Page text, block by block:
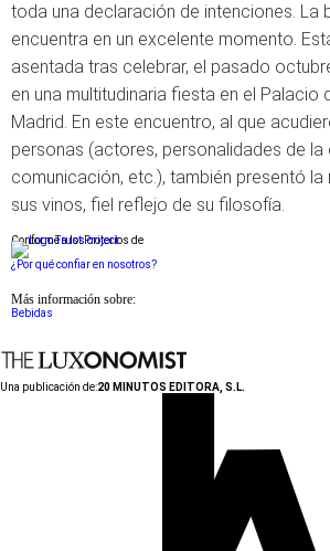
toda una declaración de intenciones. La
encuentra en un excelente momento.
asentada tras celebrar, el pasado
en una multitudinaria fiesta en el Palacio
Madrid. En este encuentro, al que
personas (actores, personalidades de la
comunicación, etc.), también presentó la
sus vinos, fiel reflejo de su filosofía.
Conforme a los criterios de
¿Por qué confiar en nosotros?
Más información sobre:
Bebidas
Una publicación de:20 MINUTOS EDITORA, S.L.